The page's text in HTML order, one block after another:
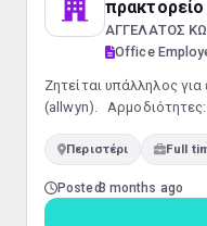
Office
Ζητείται υπάλληλος
(allwyn).
εργασίεςΔιατήρηση
Ευγένεια και καλή
Προϋπηρεσία σε
Περιστέρι Full
Posted3 months ago